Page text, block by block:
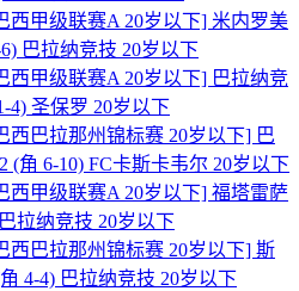
西甲级联赛A 20岁以下] 米内罗美
巴拉纳竞技 20岁以下
西甲级联赛A 20岁以下] 巴拉纳竞
4) 圣保罗 20岁以下
西巴拉那州锦标赛 20岁以下] 巴
(角 6-10) FC卡斯卡韦尔 20岁以下
西甲级联赛A 20岁以下] 福塔雷萨
拉纳竞技 20岁以下
西巴拉那州锦标赛 20岁以下] 斯
4-4) 巴拉纳竞技 20岁以下